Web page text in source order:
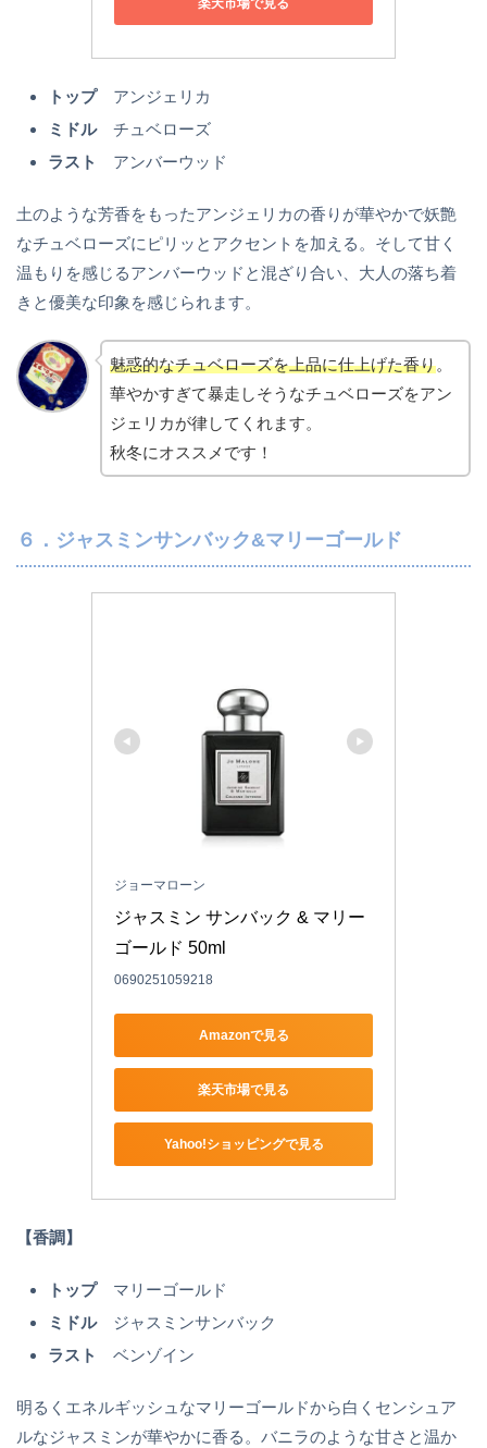
楽天市場で見る
トップアンジェリカ
ミドルチュベローズ
ラスト
アンバーウッド
土のような芳香をもったアンジェリカの香りが華やかで妖艶
なチュベローズにピリッとアクセントを加える。そして甘く
温もりを感じるアンバーウッドと混ざり合い、大人の落ち着
きと優美な印象を感じられます。
魅惑的なチュベローズを上品に仕上げた香り。
華やかすぎて暴走しそうなチュベローズをアン
ジェリカが律してくれます。
秋冬にオススメです！
６．ジャスミンサンバック&マリーゴールド
ジョーマローン
ジャスミン サンバック & マリー
ゴールド 50ml
0690251059218
Amazonで見る
楽天市場で見る
Yahoo!ショッピングで見る
【香調】
トップマリーゴールド
ミドルジャスミンサンバック
ラスト
ベンゾイン
明るくエネルギッシュなマリーゴールドから白くセンシュア
ルなジャスミンが華やかに香る。バニラのような甘さと温か